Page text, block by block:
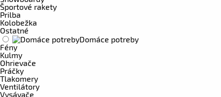
Športové rakety
Prilba
Kolobežka
Ostatné
Domáce potreby
Fény
Kulmy
Ohrievače
Práčky
Tlakomery
Ventilátory
Vysávače